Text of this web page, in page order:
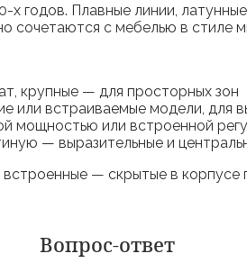
годов. Плавные линии,
сочетаются с мебелью в стиле
крупные — для просторных зон
или встраиваемые модели, для
мощностью или встроенной
— выразительные и
— скрытые в корпусе
Вопрос-ответ